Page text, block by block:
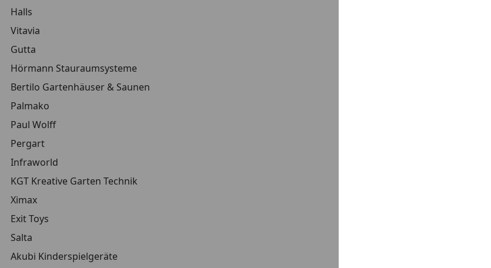
Halls
Vitavia
Gutta
Hörmann Stauraumsysteme
Bertilo Gartenhäuser & Saunen
Palmako
Paul Wolff
Pergart
Infraworld
KGT Kreative Garten Technik
Ximax
Exit Toys
Salta
Akubi Kinderspielgeräte